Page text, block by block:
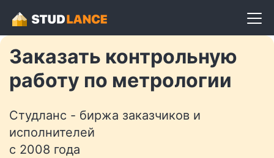
Заказать контрольную
работу по метрологии
Студланс - биржа заказчиков и
исполнителей
с 2008 года